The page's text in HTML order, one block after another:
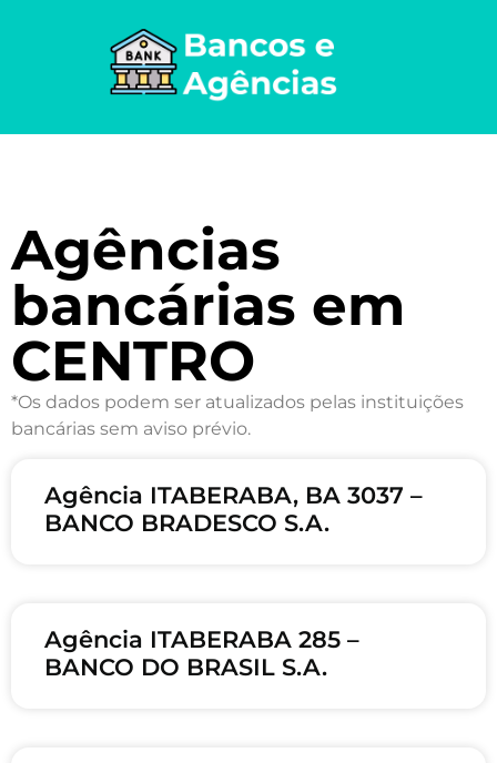
Agências
bancárias em
CENTRO
*Os dados podem ser atualizados pelas instituições
bancárias sem aviso prévio.
Agência ITABERABA, BA 3037 –
BANCO BRADESCO S.A.
Agência ITABERABA 285 –
BANCO DO BRASIL S.A.